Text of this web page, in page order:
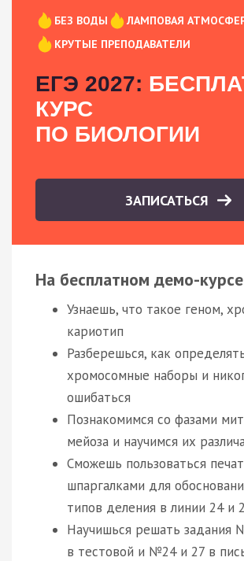
БЕЗ ВОДЫ
ЛАМПОВАЯ
КРУТЫЕ ПРЕПОДАВАТЕЛИ
ЕГЭ 2027:
КУРС
ПО БИОЛОГИИ
ЗАПИСАТЬСЯ
На бесплатном демо-
Узнаешь, что такое геном,
кариотип
Разберешься, как
хромосомные наборы и
ошибаться
Познакомимся со фазами
мейоза и научимся их
Сможешь пользоваться
шпаргалками для
типов деления в линии 24 и
Научишься решать задания
в тестовой и №24 и 27 в